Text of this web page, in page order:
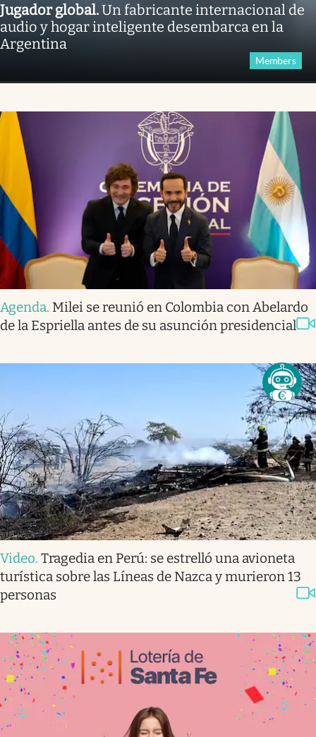
Jugador global.Un fabricante internacional de
audio y hogar inteligente desembarca en la
Argentina
Members
Agenda. Milei se reunió en Colombia con Abelardo
de la Espriella antes de su asunción presidencial
Video. Tragedia en Perú: se estrelló una avioneta
turística sobre las Líneas de Nazca y murieron 13
personas